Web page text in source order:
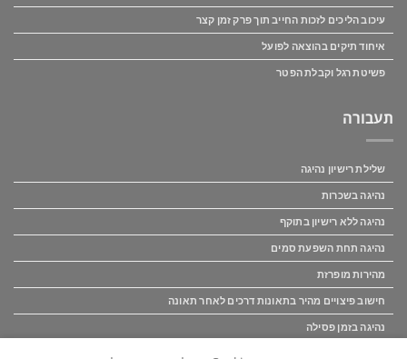
עיכוב הליכים לזכות החייב תוך פרק זמן קצר
איחוד תיקים בהוצאה לפועל
פשיטת רגל וקבלת הפטר
תעבורה
שלילת רישיון נהיגה
נהיגה בשכרות
נהיגה ללא רישיון בתוקף
נהיגה תחת השפעת סמים
מהירות מופרזת
חישוב פיצויים מהיר בתאונות דרכים לאחר תאונה
נהיגה בזמן פסילה